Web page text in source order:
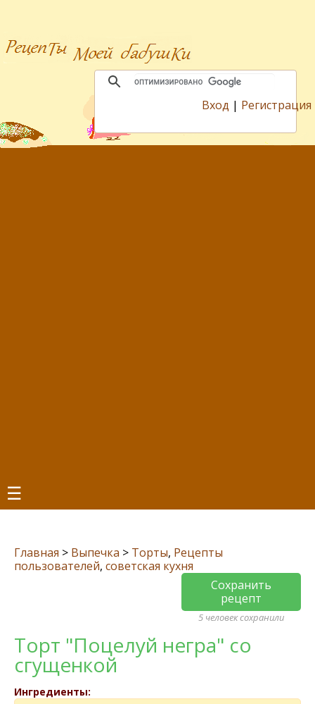
Вход | Регистрация
☰
Главная > Выпечка > Торты, Рецепты
пользователей, советская кухня
Сохранить
рецепт
5 человек сохранили
Торт "Поцелуй негра" со
сгущенкой
Ингредиенты: